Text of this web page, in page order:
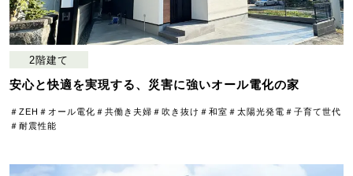
2階建て
安心と快適を実現する、災害に強いオール電化の家
＃ZEH ＃オール電化 ＃共働き夫婦 ＃吹き抜け ＃和室 ＃太陽光発電 ＃子育て世代
＃耐震性能